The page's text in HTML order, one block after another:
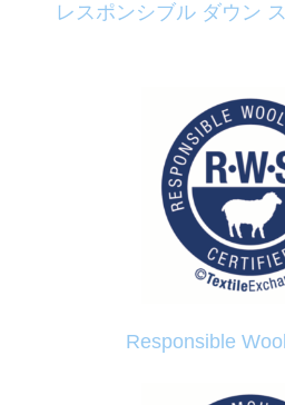
レスポンシブル ダウン
Responsible